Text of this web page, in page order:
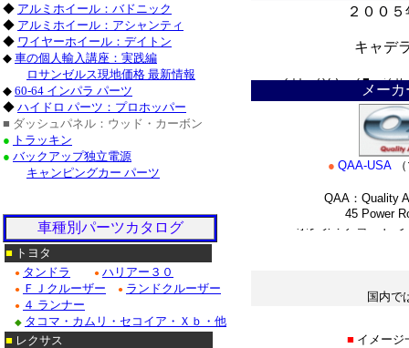
２００
キャデ
メー
● QAA-USA
QAA：Quality
45 Power
国内で
■ イメージ
クローム/ステンレス
クローム/ステンレス
クロームパーツ■ニッ
・テラノ_クローム/
/ステンレス_パーツ・
Ｍ３５_クローム/ス
■ホンダ：アコード_
◆ アルミホイール：バドニック
◆ アルミホイール：アシャンティ
◆ ワイヤーホイール：デイトン
◆ 車の個人輸入講座：実践編
ロサンゼルス現地価格 最新情報
◆ 60-64 インパラ パーツ
◆ ハイドロ パーツ：プロホッパー
■ ダッシュパネル：ウッド・カーボン
● トラッキン
● バックアップ独立電源
キャンピングカー パーツ
車種別パーツカタログ
■ トヨタ
● タンドラ ● ハリアー３０
● ＦＪクルーザー ● ランドクルーザー
● ４ ランナー
◆ タコマ・カムリ・セコイア・Ｘｂ・他
■ レクサス